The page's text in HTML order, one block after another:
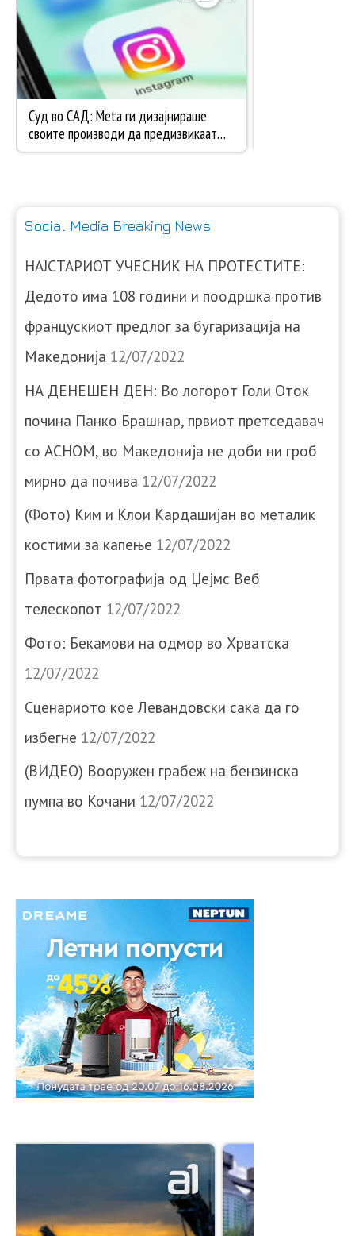
Social Media Breaking News
НАЈСТАРИОТ УЧЕСНИК НА ПРОТЕСТИТЕ:
Дедото има 108 години и поодршка против
францускиот предлог за бугаризација на
Македонија 12/07/2022
НА ДЕНЕШЕН ДЕН: Во логорот Голи Оток
почина Панко Брашнар, првиот претседавач
со АСНОМ, во Македонија не доби ни гроб
мирно да почива 12/07/2022
(Фото) Ким и Клои Кардашијан во металик
костими за капење 12/07/2022
Првата фотографија од Џејмс Веб
телескопот 12/07/2022
Фото: Бекамови на одмор во Хрватска
12/07/2022
Сценариото кое Левандовски сака да го
избегне 12/07/2022
(ВИДЕО) Вооружен грабеж на бензинска
пумпа во Кочани 12/07/2022